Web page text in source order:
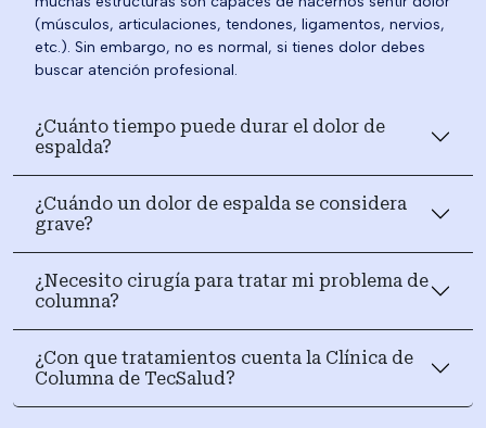
(músculos, articulaciones, tendones, ligamentos, nervios,
etc.). Sin embargo, no es normal, si tienes dolor debes
buscar atención profesional.
¿Cuánto tiempo puede durar el dolor de
espalda?
¿Cuándo un dolor de espalda se considera
grave?
¿Necesito cirugía para tratar mi problema de
columna?
¿Con que tratamientos cuenta la Clínica de
Columna de TecSalud?